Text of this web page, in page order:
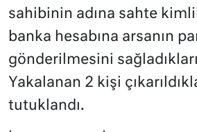
sahibinin adına sahte
banka hesabına arsanın
gönderilmesini
Yakalanan 2 kişi
tutuklandı.